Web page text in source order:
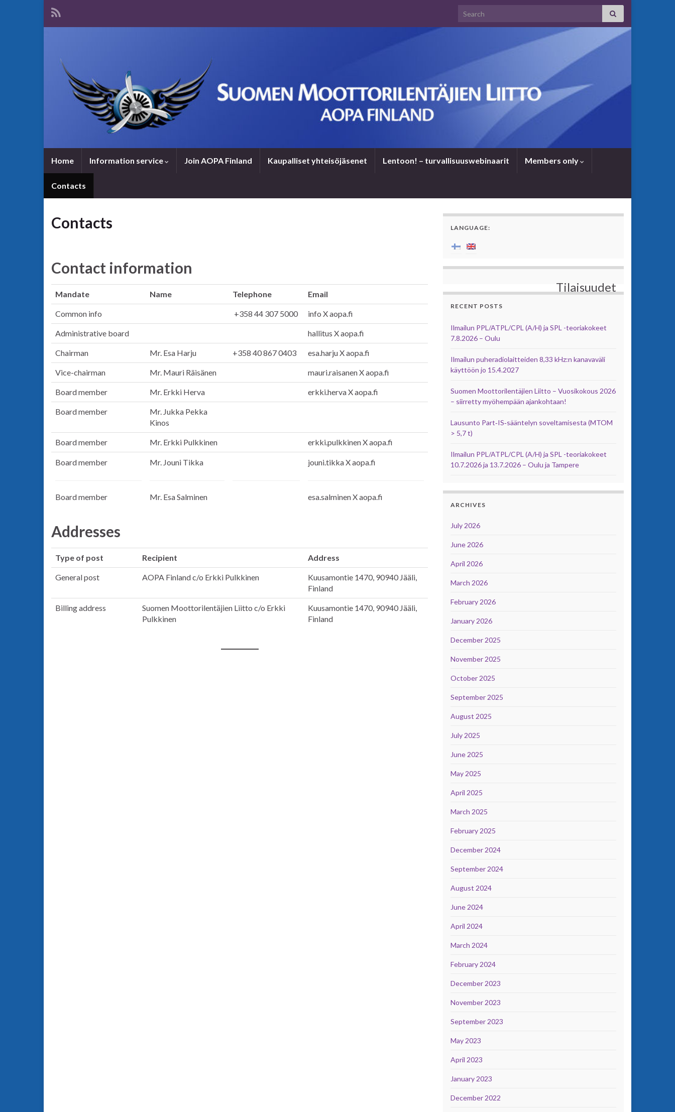
Search for:
Home Information service Join AOPA Finland Kaupalliset yhteisöjäsenet Len­toon! – tur­val­li­suus­we­bi­naa­rit Members only
Contacts
Contacts
Contact information
Mandate Name Telephone Email
Common info +358 44 307 5000 info X aopa.fi
Administrative board hallitus X aopa.fi
Chairman Mr. Esa Harju +358 40 867 0403 esa.harju X aopa.fi
Vice-chairman Mr. Mauri Räisänen mauri.raisanen X aopa.fi
Board member Mr. Erkki Herva erkki.herva X aopa.fi
Board member
Mr. Jukka Pekka
Kinos
Board member Mr. Erkki Pulkkinen erkki.pulkkinen X aopa.fi
Board member
Board member
Mr. Jouni Tikka
Mr. Esa Salminen
jouni.tikka X aopa.fi
esa.salminen X aopa.fi
Addresses
Type of post Recipient Address
General post AOPA Finland c/o Erkki Pulkkinen
Kuusamontie 1470, 90940 Jääli,
Finland
Billing address
Suomen Moottorilentäjien Liitto c/o Erkki
Pulkkinen
Kuusamontie 1470, 90940 Jääli,
Finland
LANGUAGE:
Tilaisuudet
RECENT POSTS
Ilmailun PPL/ATPL/CPL (A/H) ja SPL -teoriakokeet
7.8.2026 – Oulu
Ilmailun puheradiolaitteiden 8,33 kHz:n kanavaväli
käyttöön jo 15.4.2027
Suomen Moottorilentäjien Liitto – Vuosikokous 2026
– siirretty myöhempään ajankohtaan!
Lausunto Part‑IS‑sääntelyn soveltamisesta (MTOM
> 5,7 t)
Ilmailun PPL/ATPL/CPL (A/H) ja SPL -teoriakokeet
10.7.2026 ja 13.7.2026 – Oulu ja Tampere
ARCHIVES
July 2026
June 2026
April 2026
March 2026
February 2026
January 2026
December 2025
November 2025
October 2025
September 2025
August 2025
July 2025
June 2025
May 2025
April 2025
March 2025
February 2025
December 2024
September 2024
August 2024
June 2024
April 2024
March 2024
February 2024
December 2023
November 2023
September 2023
May 2023
April 2023
January 2023
December 2022